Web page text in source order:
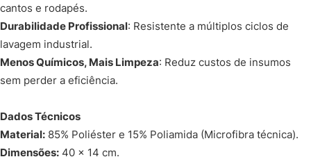
cantos e rodapés.
Durabilidade Profissional: Resistente a múltiplos ciclos de
lavagem industrial.
Menos Químicos, Mais Limpeza: Reduz custos de insumos
sem perder a eficiência.
Dados Técnicos
Material: 85% Poliéster e 15% Poliamida (Microfibra técnica).
Dimensões: 40 x 14 cm.